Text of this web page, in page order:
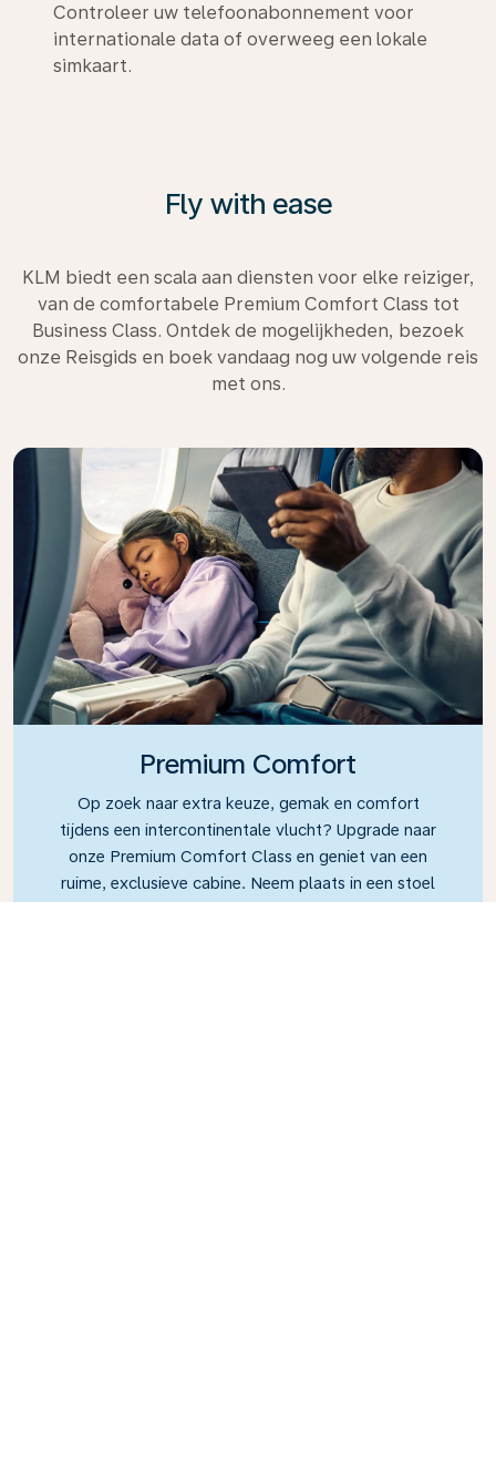
Controleer uw telefoonabonnement voor
internationale data of overweeg een lokale
simkaart.
Fly with ease
KLM biedt een scala aan diensten voor elke reiziger,
van de comfortabele Premium Comfort Class tot
Business Class. Ontdek de mogelijkheden, bezoek
onze Reisgids en boek vandaag nog uw volgende reis
met ons.
Premium Comfort
Op zoek naar extra keuze, gemak en comfort
tijdens een intercontinentale vlucht? Upgrade naar
onze Premium Comfort Class en geniet van een
ruime, exclusieve cabine. Neem plaats in een stoel